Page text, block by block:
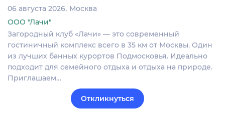
06 августа 2026 Москва
ООО "Лачи"
Загородный клуб «Лачи» — это современный
гостиничный комплекс всего в 35 км от Москвы. Один
из лучших банных курортов Подмосковья. Идеально
подходит для семейного отдыха и отдыха на природе.
Приглашаем…
Откликнуться